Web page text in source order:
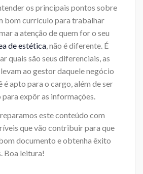
os principais pontos sobre
bom currículo para trabalhar
a atenção de quem for o seu
de estética , não é diferente. É
quais são seus diferenciais, as
ao gestor daquele negócio
é apto para o cargo, além de ser
expôr as informações.
este conteúdo com
que vão contribuir para que
documento e obtenha êxito
Boa leitura!